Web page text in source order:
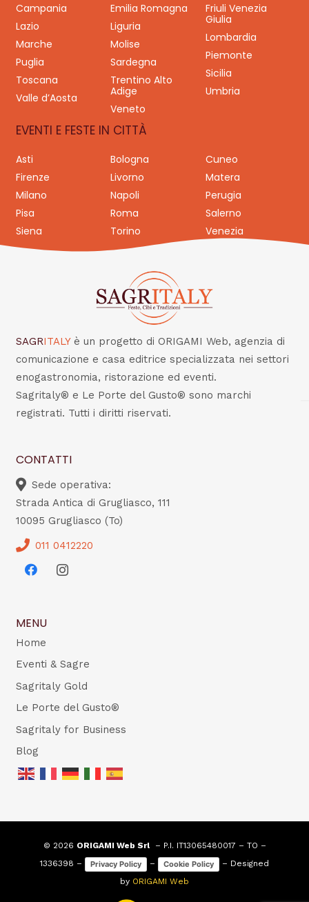
Campania
Emilia Romagna
Friuli Venezia
Giulia
Lazio
Liguria
Lombardia
Marche
Molise
Piemonte
Puglia
Sardegna
Sicilia
Toscana
Trentino Alto
Adige
Umbria
Valle d’Aosta
Veneto
EVENTI E FESTE IN CITTÀ
Asti Bologna
Cuneo
Firenze
Livorno
Matera
Milano
Napoli
Perugia
Pisa
Roma
Salerno
Siena
Torino Venezia
SAGRITALY è un progetto di ORIGAMI Web, agenzia di
comunicazione e casa editrice specializzata nei settori
enogastronomia, ristorazione ed eventi.
Sagritaly® e Le Porte del Gusto® sono marchi
registrati. Tutti i diritti riservati.
CONTATTI
Sede operativa:
Strada Antica di Grugliasco, 111
10095 Grugliasco (To)
011 0412220
MENU
Home
Eventi & Sagre
Sagritaly Gold
Le Porte del Gusto®
Sagritaly for Business
Blog
© 2026 ORIGAMI Web Srl– P.I. IT13065480017 – TO –
1336398 –
Privacy Policy – Cookie Policy
– Designed
by ORIGAMI Web